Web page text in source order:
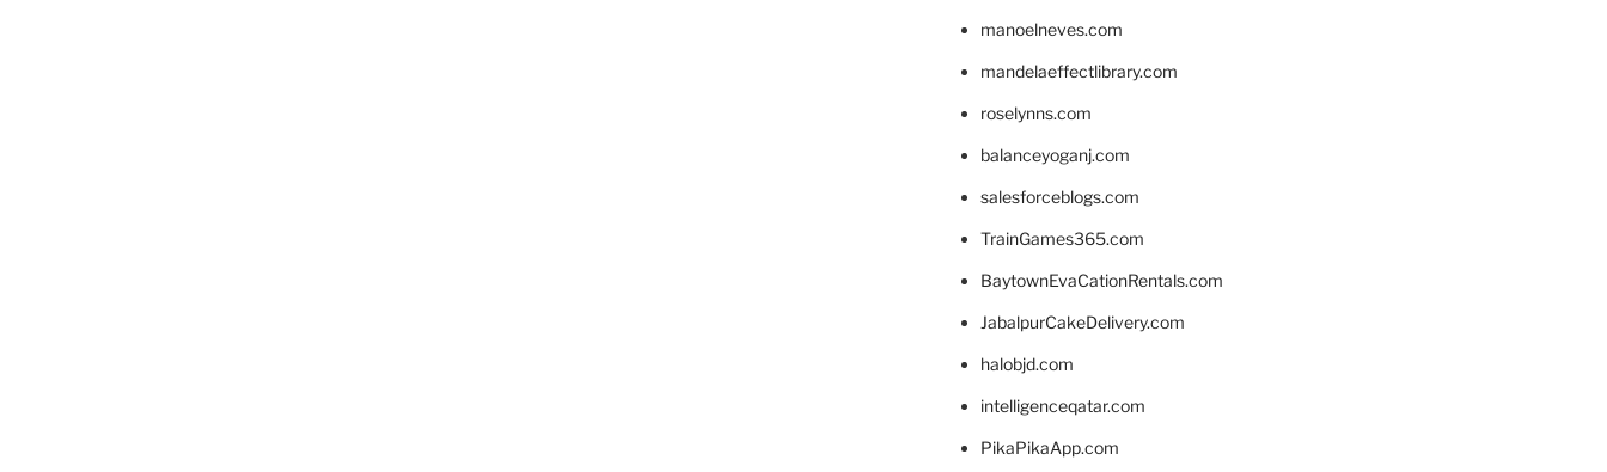
manoelneves.com
mandelaeffectlibrary.com
roselynns.com
balanceyoganj.com
salesforceblogs.com
TrainGames365.com
BaytownEvaCationRentals.com
JabalpurCakeDelivery.com
halobjd.com
intelligenceqatar.com
PikaPikaApp.com